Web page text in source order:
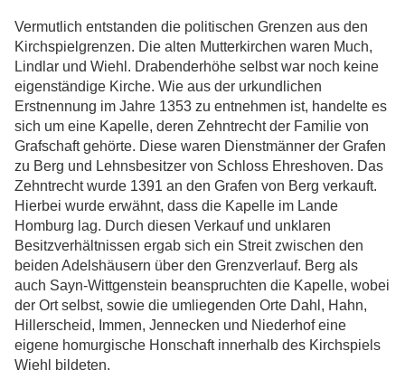
Vermutlich entstanden die politischen Grenzen aus den
Kirchspielgrenzen. Die alten Mutterkirchen waren Much,
Lindlar und Wiehl. Drabenderhöhe selbst war noch keine
eigenständige Kirche. Wie aus der urkundlichen
Erstnennung im Jahre 1353 zu entnehmen ist, handelte es
sich um eine Kapelle, deren Zehntrecht der Familie von
Grafschaft gehörte. Diese waren Dienstmänner der Grafen
zu Berg und Lehnsbesitzer von Schloss Ehreshoven. Das
Zehntrecht wurde 1391 an den Grafen von Berg verkauft.
Hierbei wurde erwähnt, dass die Kapelle im Lande
Homburg lag. Durch diesen Verkauf und unklaren
Besitzverhältnissen ergab sich ein Streit zwischen den
beiden Adelshäusern über den Grenzverlauf. Berg als
auch Sayn-Wittgenstein beanspruchten die Kapelle, wobei
der Ort selbst, sowie die umliegenden Orte Dahl, Hahn,
Hillerscheid, Immen, Jennecken und Niederhof eine
eigene homurgische Honschaft innerhalb des Kirchspiels
Wiehl bildeten.